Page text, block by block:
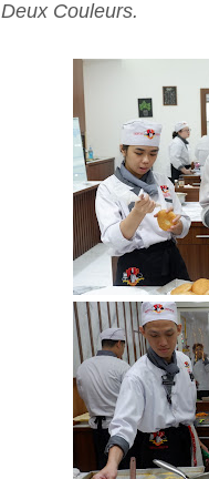
Deux Couleurs.